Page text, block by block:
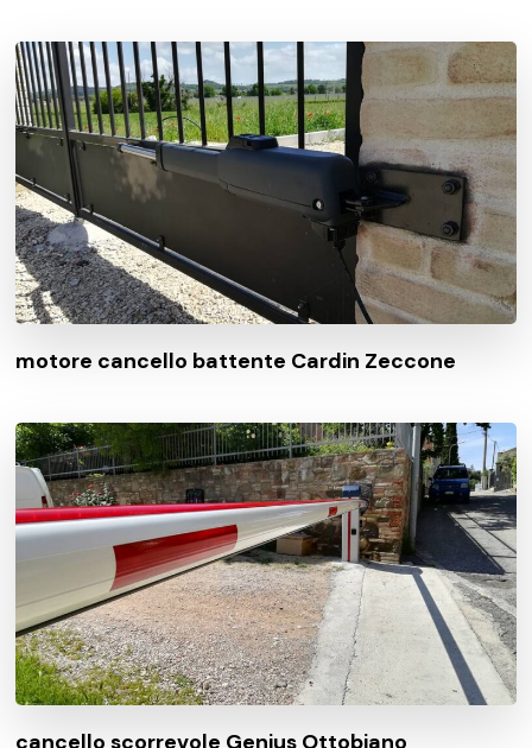
motore cancello battente Cardin Zeccone
cancello scorrevole Genius Ottobiano